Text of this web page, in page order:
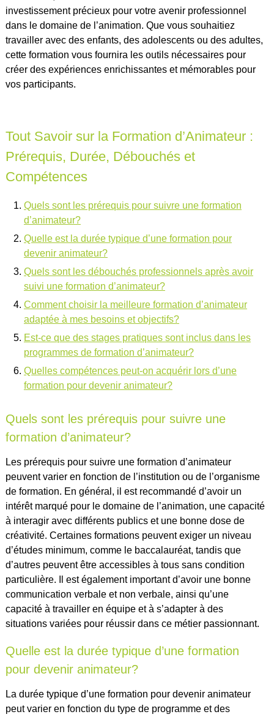
investissement précieux pour votre avenir professionnel
dans le domaine de l’animation. Que vous souhaitiez
travailler avec des enfants, des adolescents ou des adultes,
cette formation vous fournira les outils nécessaires pour
créer des expériences enrichissantes et mémorables pour
vos participants.
Tout Savoir sur la Formation d’Animateur :
Prérequis, Durée, Débouchés et
Compétences
Quels sont les prérequis pour suivre une formation
d’animateur?
Quelle est la durée typique d’une formation pour
devenir animateur?
Quels sont les débouchés professionnels après avoir
suivi une formation d’animateur?
Comment choisir la meilleure formation d’animateur
adaptée à mes besoins et objectifs?
Est-ce que des stages pratiques sont inclus dans les
programmes de formation d’animateur?
Quelles compétences peut-on acquérir lors d’une
formation pour devenir animateur?
Quels sont les prérequis pour suivre une
formation d’animateur?
Les prérequis pour suivre une formation d’animateur
peuvent varier en fonction de l’institution ou de l’organisme
de formation. En général, il est recommandé d’avoir un
intérêt marqué pour le domaine de l’animation, une capacité
à interagir avec différents publics et une bonne dose de
créativité. Certaines formations peuvent exiger un niveau
d’études minimum, comme le baccalauréat, tandis que
d’autres peuvent être accessibles à tous sans condition
particulière. Il est également important d’avoir une bonne
communication verbale et non verbale, ainsi qu’une
capacité à travailler en équipe et à s’adapter à des
situations variées pour réussir dans ce métier passionnant.
Quelle est la durée typique d’une formation
pour devenir animateur?
La durée typique d’une formation pour devenir animateur
peut varier en fonction du type de programme et des